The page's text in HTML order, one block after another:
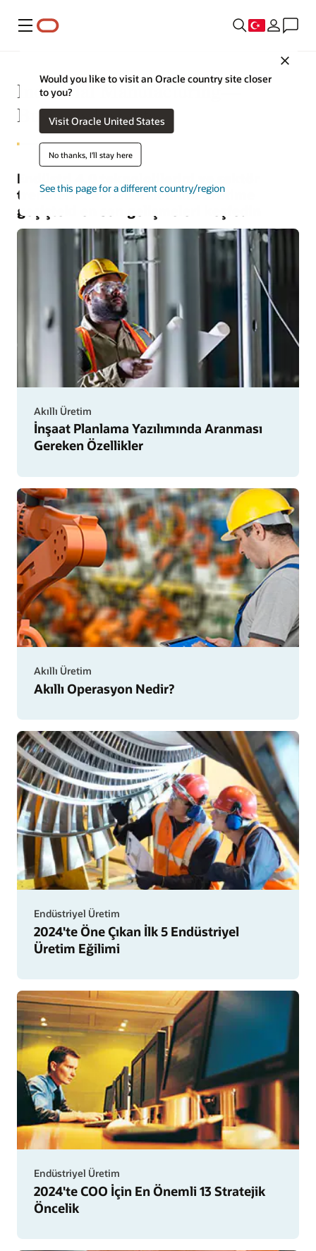
Menü
Would you like to visit an Oracle country site closer
to you?
Visit Oracle United States
No thanks, I'll stay here
See this page for a different country/region
Industrial Manufacturing—
Business Insights
Endüstri 4.0 teknolojilerini ve sektör
trendlerini kullanarak akıllı üretime
geçişteki en son gelişmeleri keşfedin
Akıllı Üretim
İnşaat Planlama Yazılımında Aranması
Gereken Özellikler
Akıllı Üretim
Akıllı Operasyon Nedir?
Endüstriyel Üretim
2024'te Öne Çıkan İlk 5 Endüstriyel
Üretim Eğilimi
kullanan
çalışan
Endüstriyel Üretim
2024'te COO İçin En Önemli 13 Stratejik
Öncelik